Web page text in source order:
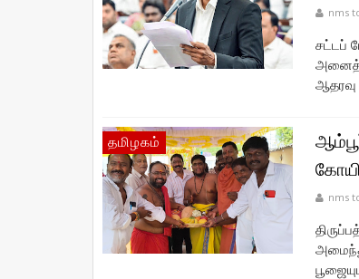
nms
சட்டப்
ஆதரவு
தமிழகம்
nms